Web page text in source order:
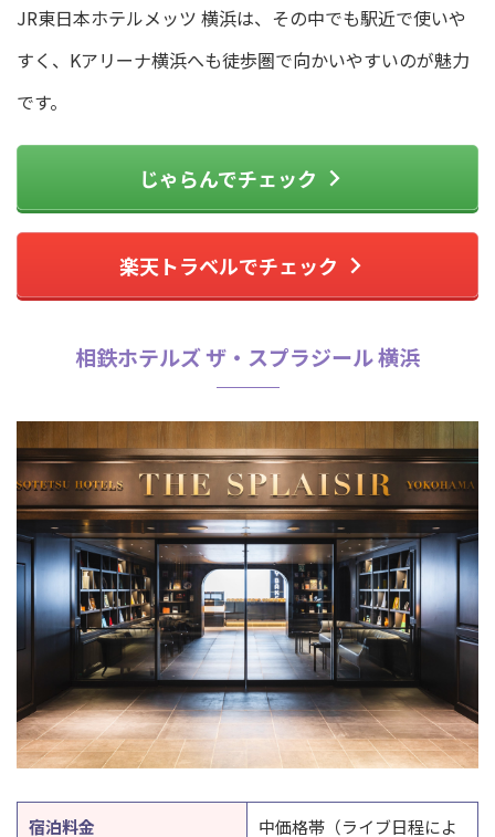
JR東日本ホテルメッツ 横浜は、その中でも駅近で使いや
すく、Kアリーナ横浜へも徒歩圏で向かいやすいのが魅力
です。
じゃらんでチェック
楽天トラベルでチェック
相鉄ホテルズ ザ・スプラジール 横浜
宿泊料金 中価格帯（ライブ日程によ